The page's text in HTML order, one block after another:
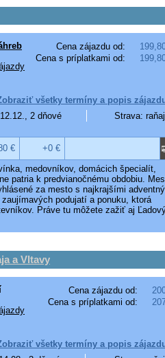
Cena zájazdu od:
Cena s príplatkami od:
všetky termíny a popis
2 dňové Strava:
€
+0 €
medovníkov, domácich špecialít,
patria k predvianočnému obdobiu.
za mesto s najkrajšími
podujatí a ponuku, ktorá
Práve tu môžete zažiť aj
a Vltavy
Cena zájazdu od:
Cena s príplatkami od:
všetky termíny a popis